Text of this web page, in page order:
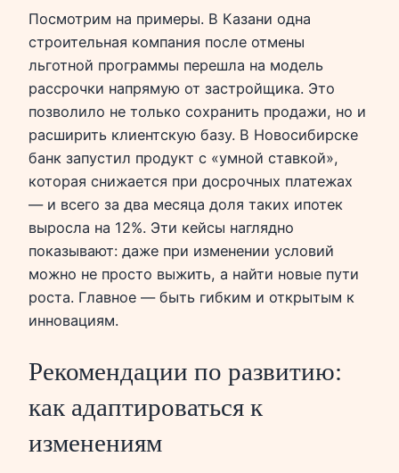
Посмотрим на примеры. В Казани одна
строительная компания после отмены
льготной программы перешла на модель
рассрочки напрямую от застройщика. Это
позволило не только сохранить продажи, но и
расширить клиентскую базу. В Новосибирске
банк запустил продукт с «умной ставкой»,
которая снижается при досрочных платежах
— и всего за два месяца доля таких ипотек
выросла на 12%. Эти кейсы наглядно
показывают: даже при изменении условий
можно не просто выжить, а найти новые пути
роста. Главное — быть гибким и открытым к
инновациям.
Рекомендации по развитию:
как адаптироваться к
изменениям